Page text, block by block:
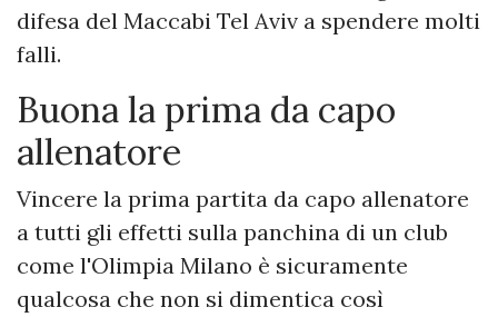
difesa del Maccabi Tel Aviv a spendere molti
falli.
Buona la prima da capo
allenatore
Vincere la prima partita da capo allenatore
a tutti gli effetti sulla panchina di un club
come l'Olimpia Milano è sicuramente
qualcosa che non si dimentica così